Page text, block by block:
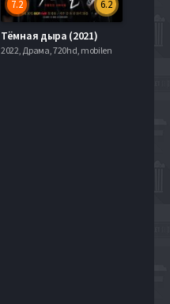
6.2
7.2
Тёмная дыра (2021)
2022, Драма, 720hd, mobilen